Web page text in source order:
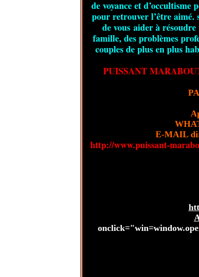
de voyance et d’occultisme
pour retrouver l’être aimé.
de vous aider à
famille, des problèmes
couples de plus en plus
PUISSANT
E-MAIL
http://www.puissant-